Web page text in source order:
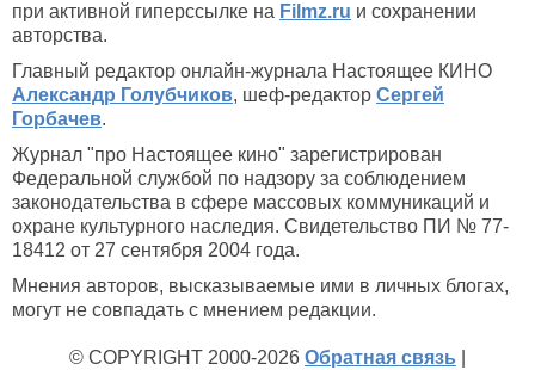
при активной гиперссылке на Filmz.ru и сохранении
авторства.
Главный редактор онлайн-журнала Настоящее КИНО
Александр Голубчиков, шеф-редактор Сергей
Горбачев.
Журнал "про Настоящее кино" зарегистрирован
Федеральной службой по надзору за соблюдением
законодательства в сфере массовых коммуникаций и
охране культурного наследия. Свидетельство ПИ № 77-
18412 от 27 сентября 2004 года.
Мнения авторов, высказываемые ими в личных блогах,
могут не совпадать с мнением редакции.
© COPYRIGHT 2000-2026 Обратная связь